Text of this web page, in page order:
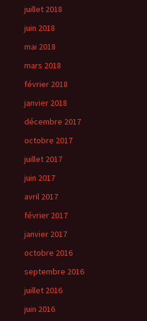
juillet 2018
juin 2018
mai 2018
mars 2018
février 2018
janvier 2018
décembre 2017
octobre 2017
juillet 2017
juin 2017
avril 2017
février 2017
janvier 2017
octobre 2016
septembre 2016
juillet 2016
juin 2016